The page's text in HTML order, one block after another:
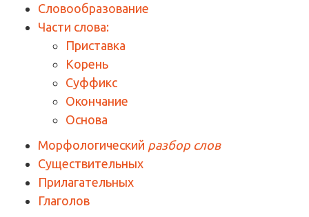
Словообразование
Части слова:
Приставка
Корень
Суффикс
Окончание
Основа
Морфологический разбор слов
Существительных
Прилагательных
Глаголов